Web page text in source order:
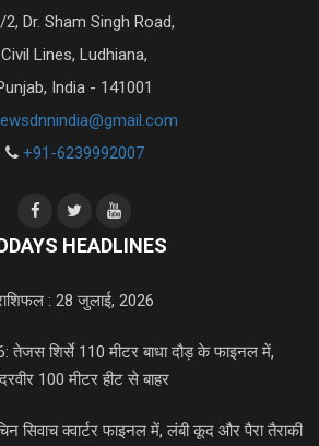
2, Dr. Sham Singh Road,
Civil Lines, Ludhiana,
India - 141001
+91-6239992007
HEADLINES
: 28 जुलाई, 2026
तेजस शिर्से 110 मीटर बाधा दौड़ के फाइनल में,
100 मीटर हीट से बाहर
सिवाच क्वार्टर फाइनल में, लंबी कूद और पैरा तैराकी